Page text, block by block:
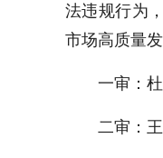
法违规行为
市场高质量发
一审：
二审：